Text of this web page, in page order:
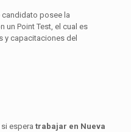
candidato posee la
un Point Test, el cual es
y capacitaciones del
si esperatrabajar en Nueva